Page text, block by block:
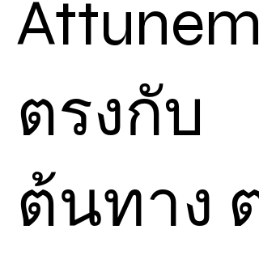
Attunement เราจะ
สามารถนึกถึงพลังงานชื่อ
Chiball ที่บรรจุ
พลังงานนั้น ได้ทันที
สามารถใช้เพื่อรับพลังเอง
การ
อื่น ได้อีกด้วย
แต่หากคุณไม่ได้รับการ
ตรงกับ
ต้นทาง ต่